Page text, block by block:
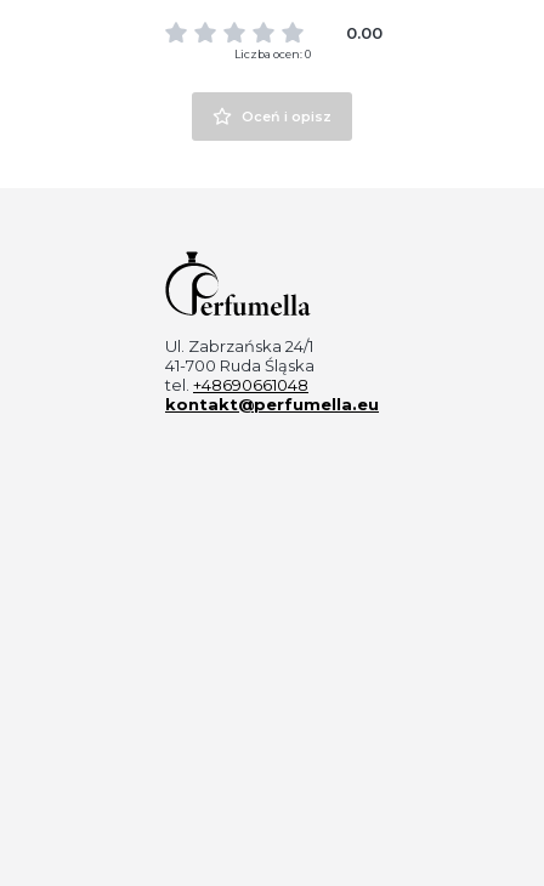
0.00
Liczba ocen: 0
Oceń i opisz
Ul. Zabrzańska 24/1
41-700 Ruda Śląska
tel. +48690661048
kontakt@perfumella.eu